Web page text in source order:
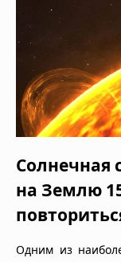
Солнечная
на Землю
Одним из